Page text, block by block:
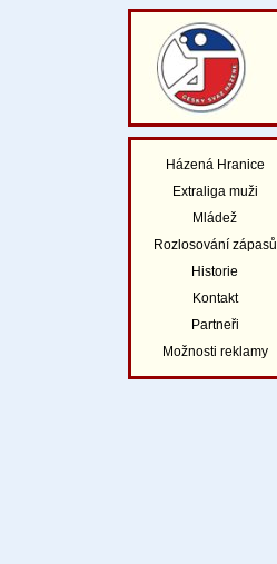
Házená Hranice
Extraliga muži
Mládež
Rozlosování zápasů
Historie
Kontakt
Partneři
Možnosti reklamy